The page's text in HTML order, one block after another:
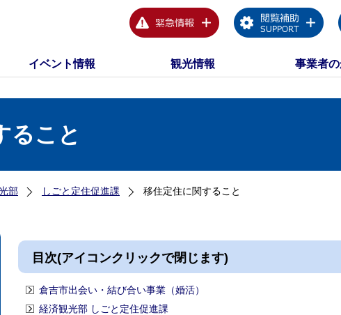
イベント情報 観光情報 事業者
ること
部 しごと定住促進課 移住定住に関すること
目次(アイコンクリックで閉じます)
倉吉市出会い・結び合い事業（婚活）
経済観光部 しごと定住促進課